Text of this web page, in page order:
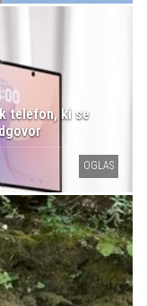
telefon, ki se
OGLAS